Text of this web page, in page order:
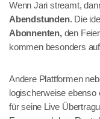
Wenn Jari streamt,
Abendstunden. Die
Abonnenten,den
kommen besonders
Andere Plattformen
logischerweise ebenso
für seine Live